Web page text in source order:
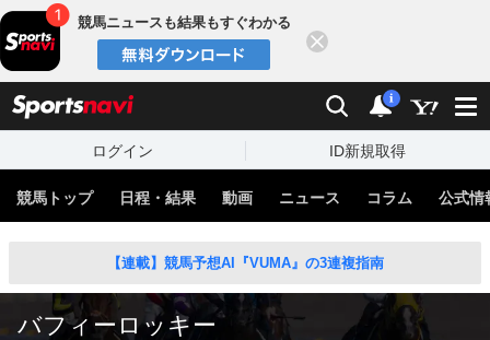
競馬ニュースも結果もすぐわかる
検索 通知
i
ログイン ID新規取得
競馬トップ 日程・結果 動画 ニュース コラム 公式情
【連載】競馬予想AI『VUMA』の3連複指南
バフィーロッキー